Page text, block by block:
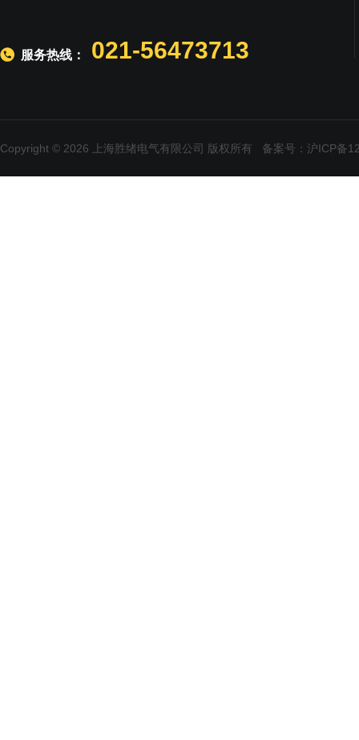
服务热线： 021-56473713
Copyright © 2026 上海胜绪电气有限公司 版权所有 备案号：沪ICP备